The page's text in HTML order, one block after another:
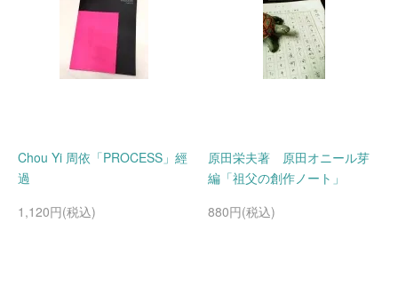
Chou Yi 周依「PROCESS」經
過
1,120円(税込)
原田栄夫著 原田オニール芽
編「祖父の創作ノート」
880円(税込)